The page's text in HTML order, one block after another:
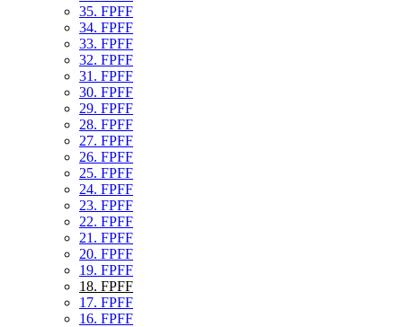
35. FPFF
34. FPFF
33. FPFF
32. FPFF
31. FPFF
30. FPFF
29. FPFF
28. FPFF
27. FPFF
26. FPFF
25. FPFF
24. FPFF
23. FPFF
22. FPFF
21. FPFF
20. FPFF
19. FPFF
18. FPFF
17. FPFF
16. FPFF